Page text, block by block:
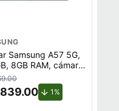
Samsung A57 5G,
8GB RAM, cámara
50MP+12MP+5MP,
12MP, 6.7"", dark
1%